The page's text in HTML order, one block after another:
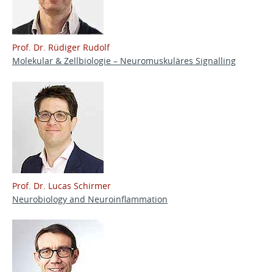
Prof. Dr. Rüdiger Rudolf
Molekular & Zellbiologie – Neuromuskuläres Signalling
Prof. Dr. Lucas Schirmer
Neurobiology and Neuroinflammation